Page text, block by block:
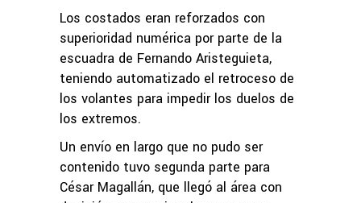
Los costados eran reforzados con
superioridad numérica por parte de la
escuadra de Fernando Aristeguieta,
teniendo automatizado el retroceso de
los volantes para impedir los duelos de
los extremos.
Un envío en largo que no pudo ser
contenido tuvo segunda parte para
César Magallán, que llegó al área con